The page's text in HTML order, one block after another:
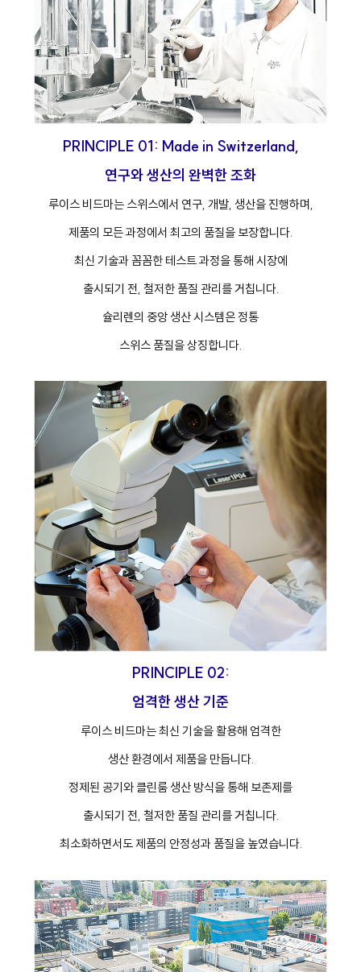
PRINCIPLE 01: Made in Switzerland,
연구와 생산의 완벽한 조화
루이스 비드마는 스위스에서 연구, 개발, 생산을 진행하며,
제품의 모든 과정에서 최고의 품질을 보장합니다.
최신 기술과 꼼꼼한 테스트 과정을 통해 시장에
출시되기 전, 철저한 품질 관리를 거칩니다.
슐리렌의 중앙 생산 시스템은 정통
스위스 품질을 상징합니다.
PRINCIPLE 02:
엄격한 생산 기준
루이스 비드마는 최신 기술을 활용해 엄격한
생산 환경에서 제품을 만듭니다.
정제된 공기와 클린룸 생산 방식을 통해 보존제를
출시되기 전, 철저한 품질 관리를 거칩니다.
최소화하면서도 제품의 안정성과 품질을 높였습니다.